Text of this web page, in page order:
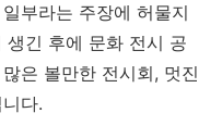
부라는 주장에 허물지
생긴 후에 문화 전시 공
은 볼만한 전시회, 멋진
다.